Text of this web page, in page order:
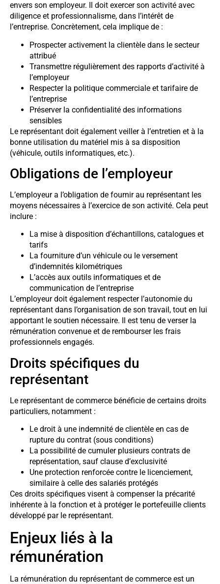
envers son employeur. Il doit exercer son activité avec
diligence et professionnalisme, dans l’intérêt de
l’entreprise. Concrètement, cela implique de :
Prospecter activement la clientèle dans le secteur
attribué
Transmettre régulièrement des rapports d’activité à
l’employeur
Respecter la politique commerciale et tarifaire de
l’entreprise
Préserver la confidentialité des informations
sensibles
Le représentant doit également veiller à l’entretien et à la
bonne utilisation du matériel mis à sa disposition
(véhicule, outils informatiques, etc.).
Obligations de l’employeur
L’employeur a l’obligation de fournir au représentant les
moyens nécessaires à l’exercice de son activité. Cela peut
inclure :
La mise à disposition d’échantillons, catalogues et
tarifs
La fourniture d’un véhicule ou le versement
d’indemnités kilométriques
L’accès aux outils informatiques et de
communication de l’entreprise
L’employeur doit également respecter l’autonomie du
représentant dans l’organisation de son travail, tout en lui
apportant le soutien nécessaire. Il est tenu de verser la
rémunération convenue et de rembourser les frais
professionnels engagés.
Droits spécifiques du
représentant
Le représentant de commerce bénéficie de certains droits
particuliers, notamment :
Le droit à une indemnité de clientèle en cas de
rupture du contrat (sous conditions)
La possibilité de cumuler plusieurs contrats de
représentation, sauf clause d’exclusivité
Une protection renforcée contre le licenciement,
similaire à celle des salariés protégés
Ces droits spécifiques visent à compenser la précarité
inhérente à la fonction et à protéger le portefeuille clients
développé par le représentant.
Enjeux liés à la
rémunération
La rémunération du représentant de commerce est un